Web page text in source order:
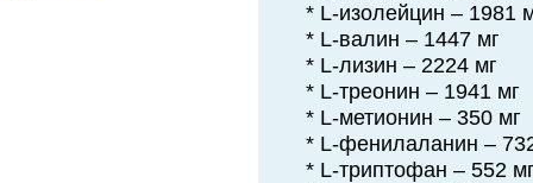
* L-изолейцин – 1981
* L-валин – 1447 мг
* L-лизин – 2224 мг
* L-треонин – 1941 мг
* L-метионин – 350 мг
* L-фенилаланин –
* L-триптофан – 552